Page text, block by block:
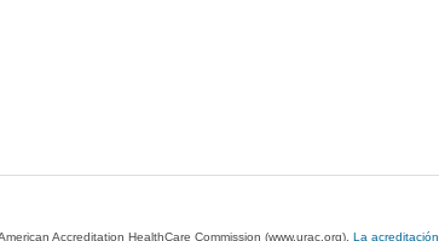
Accreditation HealthCare Commission (www.urac.org).La acreditación